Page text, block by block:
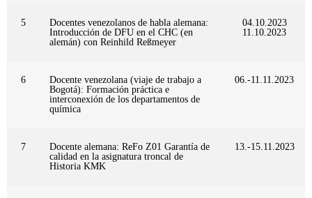
5
Docentes venezolanos de habla alemana:
Introducción de DFU en el CHC (en
alemán) con Reinhild Reßmeyer
04.10.2023
11.10.2023
6
Docente venezolana (viaje de trabajo a
Bogotá): Formación práctica e
interconexión de los departamentos de
química
06.-11.11.2023
7
Docente alemana: ReFo Z01 Garantía de
calidad en la asignatura troncal de
Historia KMK
13.-15.11.2023